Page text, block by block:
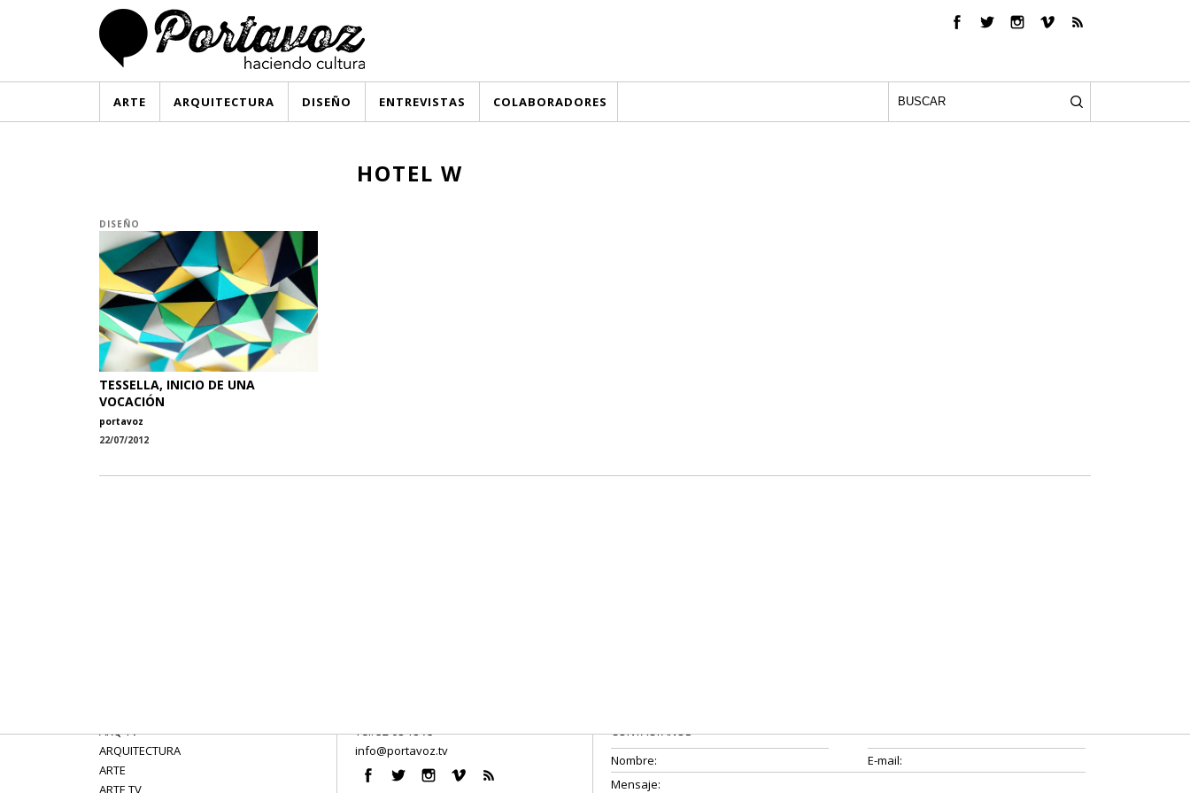
ARTE ARQUITECTURA DISEÑO ENTREVISTAS COLABORADORES
HOTEL W
DISEÑO
TESSELLA, INICIO DE UNA
VOCACIÓN
portavoz
22/07/2012
ARQ TV
ARQUITECTURA
ARTE
ARTE TV
Tel: 52 08 18 75
info@portavoz.tv
CONTÁCTANOS